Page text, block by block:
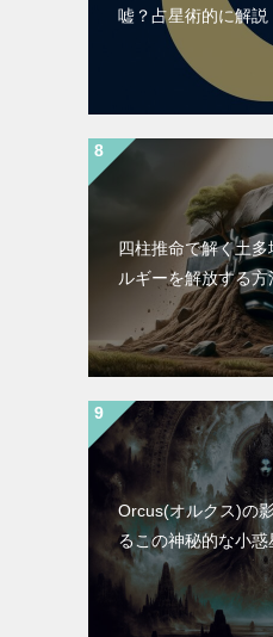
嘘？占星術的に解説
四柱推命で解く土
ルギーを解放する方
Orcus(オルクス)の
るこの神秘的な小